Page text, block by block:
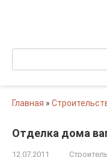
Поиск:
Главная »
Отделка дома
12.07.2011